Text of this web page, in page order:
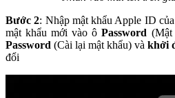
Bước 2: Nhập mật khẩu Apple ID
mật khẩu mới vào ôPassword
Password (Cài lại mật khẩu) và khởi
đổi